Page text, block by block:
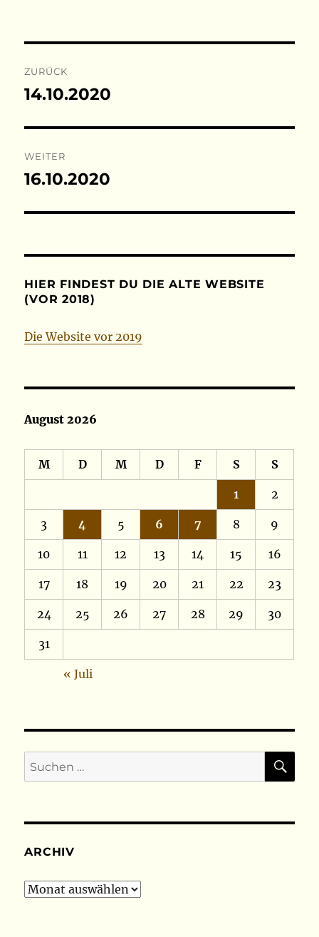
ZURÜCK
Vorheriger
14.10.2020
WEITER
Nächster
16.10.2020
HIER FINDEST DU DIE ALTE WEBSITE
(VOR 2018)
Die Website vor 2019
August 2026
M D M D F S S
1 2
3 4 5 6 7 8 9
10 11 12 13 14 15 16
17 18 19 20 21 22 23
24 25 26 27 28 29 30
31
« Juli
Suchen
nach:
ARCHIV
Archiv